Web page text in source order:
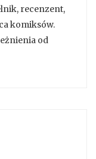
recenzent,
komiksów.
od